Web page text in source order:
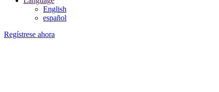
English
español
Regístrese ahora